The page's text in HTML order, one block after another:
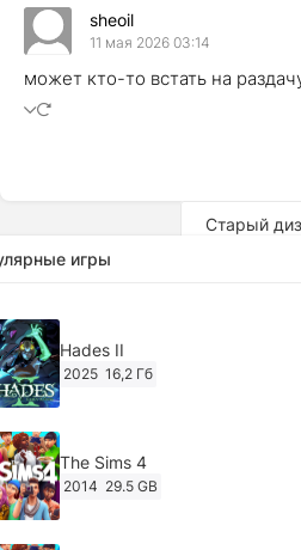
sheoil
11 мая 2026 03:14
может кто-то встать на
Старый
игры
Hades II
2025 16,2 Гб
The Sims 4
2014 29.5 GB